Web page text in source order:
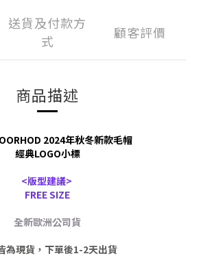
送貨及付款方
式
顧客評價
商品描述
2024年秋冬新款毛帽
經典LOGO小標
<版型建議>
FREE SIZE
全新歐洲公司貨
為現貨，下單後1-2天出貨